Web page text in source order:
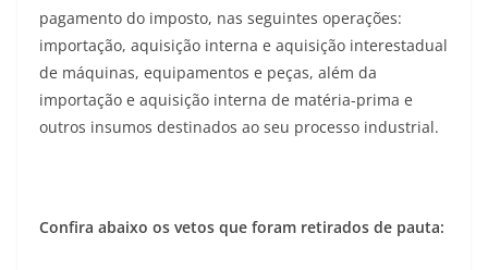
pagamento do imposto, nas seguintes operações:
importação, aquisição interna e aquisição interestadual
de máquinas, equipamentos e peças, além da
importação e aquisição interna de matéria-prima e
outros insumos destinados ao seu processo industrial.
Confira abaixo os vetos que foram retirados de pauta: